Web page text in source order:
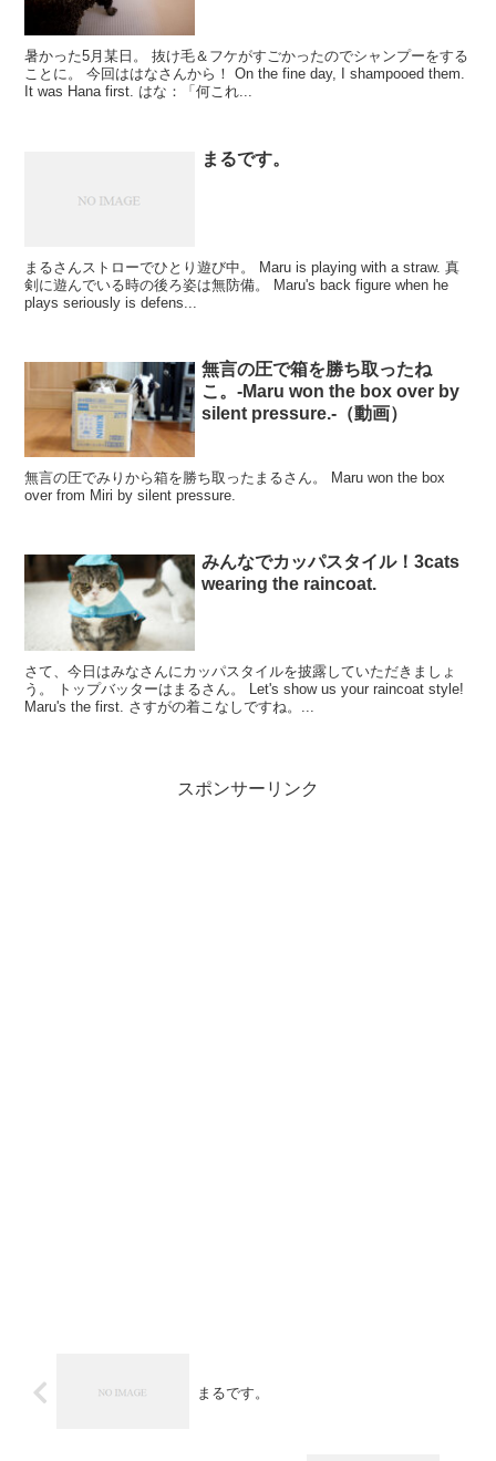
暑かった5月某日。 抜け毛＆フケがすごかったのでシャンプーをする
ことに。 今回ははなさんから！ On the fine day, I shampooed them.
It was Hana first. はな：「何これ...
まるです。
まるさんストローでひとり遊び中。 Maru is playing with a straw. 真
剣に遊んでいる時の後ろ姿は無防備。 Maru's back figure when he
plays seriously is defens...
無言の圧で箱を勝ち取ったね
こ。-Maru won the box over by
silent pressure.-（動画）
無言の圧でみりから箱を勝ち取ったまるさん。 Maru won the box
over from Miri by silent pressure.
みんなでカッパスタイル！3cats
wearing the raincoat.
さて、今日はみなさんにカッパスタイルを披露していただきましょ
う。 トップバッターはまるさん。 Let's show us your raincoat style!
Maru's the first. さすがの着こなしですね。...
スポンサーリンク
まるです。